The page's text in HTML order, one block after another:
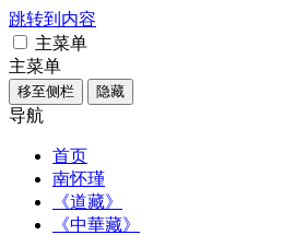
跳转到内容
主菜单
主菜单
移至侧栏 隐藏
导航
首页
南怀瑾
《道藏》
《中華藏》